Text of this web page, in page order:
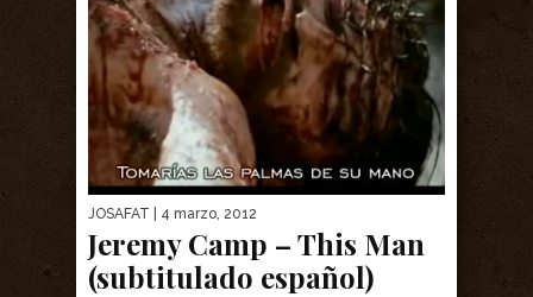
JOSAFAT | 4 marzo, 2012
Jeremy Camp – This Man
(subtitulado español)